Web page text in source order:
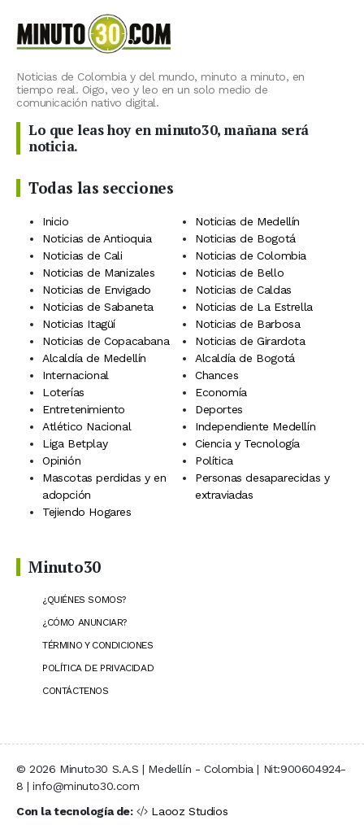
Noticias de Colombia y del mundo, minuto a minuto, en
tiempo real. Oigo, veo y leo en un solo medio de
comunicación nativo digital.
Lo que leas hoy en minuto30, mañana será
noticia.
Todas las secciones
Inicio
Noticias de Medellín
Noticias de Antioquia
Noticias de Bogotá
Noticias de Cali
Noticias de Colombia
Noticias de Manizales
Noticias de Bello
Noticias de Envigado
Noticias de Caldas
Noticias de Sabaneta
Noticias de La Estrella
Noticias Itagüí
Noticias de Barbosa
Noticias de Copacabana
Noticias de Girardota
Alcaldía de Medellín
Alcaldía de Bogotá
Internacional
Chances
Loterías
Economía
Entretenimiento
Deportes
Atlético Nacional
Independiente Medellín
Liga Betplay
Ciencia y Tecnología
Opinión
Política
Mascotas perdidas y en
adopción
Personas desaparecidas y
extraviadas
Tejiendo Hogares
Minuto30
¿QUIÉNES SOMOS?
¿CÓMO ANUNCIAR?
TÉRMINO Y CONDICIONES
POLÍTICA DE PRIVACIDAD
CONTÁCTENOS
© 2026 Minuto30 S.A.S | Medellín - Colombia | Nit:900604924-
8 | info@minuto30.com
Con la tecnología de:
Laooz Studios